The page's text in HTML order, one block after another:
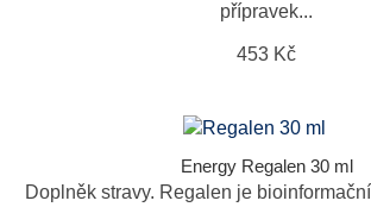
přípravek...
453 Kč
Energy Regalen 30 ml
Doplněk stravy. Regalen je